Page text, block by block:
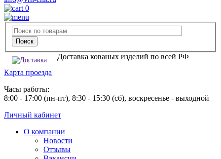
0
Доставка кованых изделий по всей РФ
Карта проезда
Часы работы:
8:00 - 17:00 (пн-пт), 8:30 - 15:30 (сб), воскресенье - выходной
Личный кабинет
О компании
Новости
Отзывы